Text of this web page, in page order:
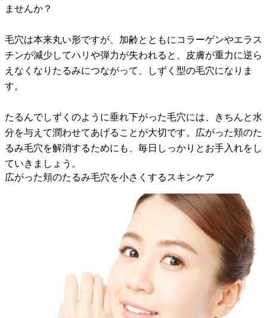
ませんか？
毛穴は本来丸い形ですが、加齢とともにコラーゲンやエラス
チンが減少してハリや弾力が失われると、皮膚が重力に逆ら
えなくなりたるみにつながって、しずく型の毛穴になりま
す。
たるんでしずくのように垂れ下がった毛穴には、きちんと水
分を与えて潤わせてあげることが大切です。広がった頬のた
るみ毛穴を解消するためにも、毎日しっかりとお手入れをし
ていきましょう。
広がった頬のたるみ毛穴を小さくするスキンケア